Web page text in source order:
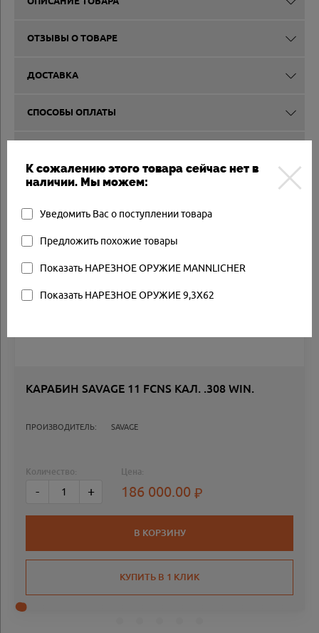
ОТЗЫВЫ О ТОВАРЕ
ДОСТАВКА
СПОСОБЫ ОПЛАТЫ
К сожалению этого товара сейчас нет в
наличии. Мы можем:
Уведомить Вас о поступлении товара
Предложить похожие товары
Показать НАРЕЗНОЕ ОРУЖИЕ MANNLICHER
Показать НАРЕЗНОЕ ОРУЖИЕ 9,3X62
Товар в наличии
КАРАБИН SAVAGE 11 FCNS КАЛ. .308 WIN.
ПРОИЗВОДИТЕЛЬ: SAVAGE
Количество:
- +
Цена:
186 000.00
В КОРЗИНУ
КУПИТЬ В 1 КЛИК